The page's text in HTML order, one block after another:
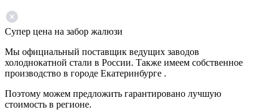
Супер цена на забор жалюзи
Мы официальный поставщик ведущих заводов
холоднокатной стали в России. Также имеем собственное
производство в городе Екатеринбурге .
Поэтому можем предложить гарантировано лучшую
стоимость в регионе.